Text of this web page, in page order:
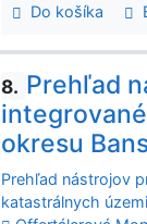
Do košíka
8. Prehľad
okresu
Prehľad nástrojov
katastrálnych